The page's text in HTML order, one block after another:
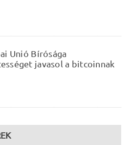
Unió Bírósága
javasol a bitcoinnak